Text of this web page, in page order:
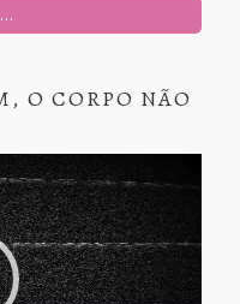
O CORPO NÃO